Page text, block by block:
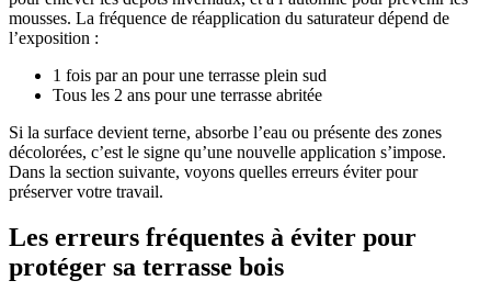
mousses. La fréquence de réapplication du saturateur dépend de
l’exposition :
1 fois par an pour une terrasse plein sud
Tous les 2 ans pour une terrasse abritée
Si la surface devient terne, absorbe l’eau ou présente des zones
décolorées, c’est le signe qu’une nouvelle application s’impose.
Dans la section suivante, voyons quelles erreurs éviter pour
préserver votre travail.
Les erreurs fréquentes à éviter pour
protéger sa terrasse bois